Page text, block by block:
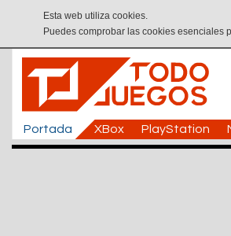
Esta web utiliza cookies.
Puedes comprobar las cookies esenciales
Portada XBox PlayStation